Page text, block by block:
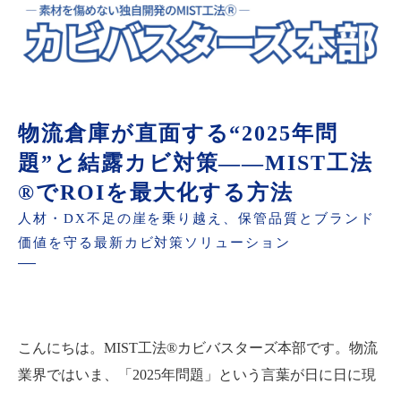
物流倉庫が直面する“2025年問
題”と結露カビ対策――MIST工法
®でROIを最大化する方法
人材・DX不足の崖を乗り越え、保管品質とブランド
価値を守る最新カビ対策ソリューション
こんにちは。MIST工法®カビバスターズ本部です。物流
業界ではいま、「2025年問題」という言葉が日に日に現